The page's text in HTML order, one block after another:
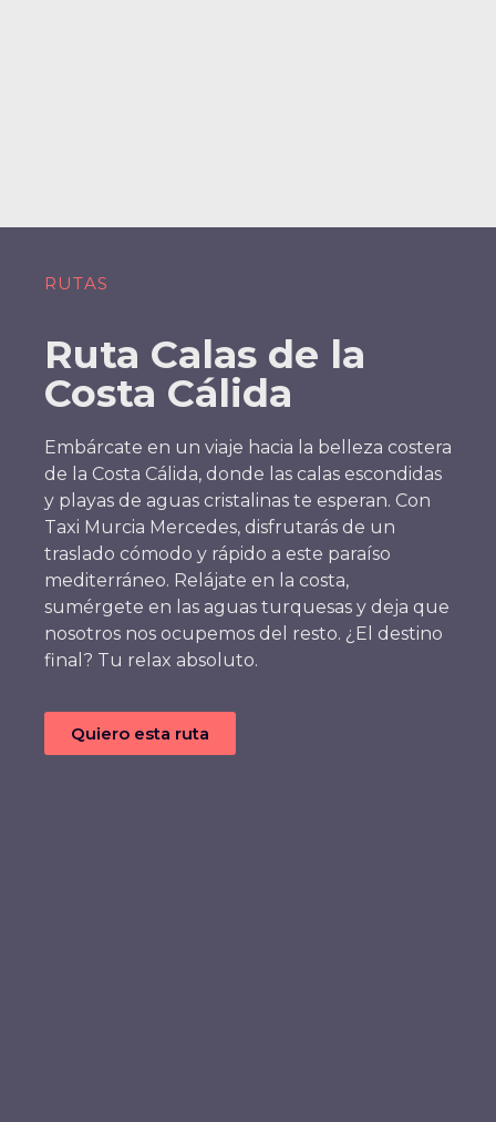
RUTAS
Ruta Calas de la
Costa Cálida
Embárcate en un viaje hacia la belleza costera
de la Costa Cálida, donde las calas escondidas
y playas de aguas cristalinas te esperan. Con
Taxi Murcia Mercedes, disfrutarás de un
traslado cómodo y rápido a este paraíso
mediterráneo. Relájate en la costa,
sumérgete en las aguas turquesas y deja que
nosotros nos ocupemos del resto. ¿El destino
final? Tu relax absoluto.
Quiero esta ruta